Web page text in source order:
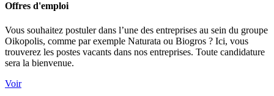
Offres d'emploi
Vous souhaitez postuler dans l’une des entreprises au sein du groupe
Oikopolis, comme par exemple Naturata ou Biogros ? Ici, vous
trouverez les postes vacants dans nos entreprises. Toute candidature
sera la bienvenue.
Voir